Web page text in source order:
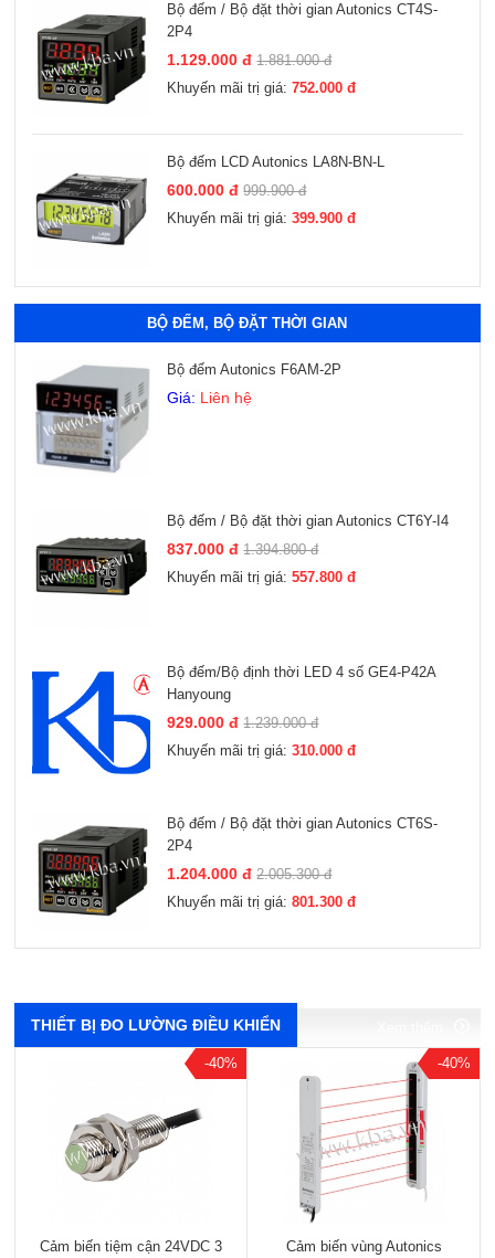
Bộ đếm / Bộ đặt thời gian Autonics CT4S-
2P4
1.129.000 đ 1.881.000 đ
Khuyến mãi trị giá:752.000 đ
Bộ đếm LCD Autonics LA8N-BN-L
600.000 đ 999.900 đ
Khuyến mãi trị giá:399.900 đ
BỘ ĐẾM, BỘ ĐẶT THỜI GIAN
Bộ đếm Autonics F6AM-2P
Giá: Liên hệ
Bộ đếm / Bộ đặt thời gian Autonics CT6Y-I4
837.000 đ 1.394.800 đ
Khuyến mãi trị giá:557.800 đ
Bộ đếm/Bộ định thời LED 4 số GE4-P42A
Hanyoung
929.000 đ 1.239.000 đ
Khuyến mãi trị giá:310.000 đ
Bộ đếm / Bộ đặt thời gian Autonics CT6S-
2P4
1.204.000 đ 2.005.300 đ
Khuyến mãi trị giá:801.300 đ
THIẾT BỊ ĐO LƯỜNG ĐIỀU KHIỂN
-40%
Cảm biến tiệm cận 24VDC 3
-40%
Cảm biến vùng Autonics